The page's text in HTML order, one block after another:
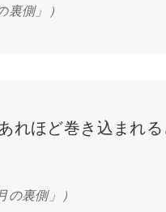
裏側」）
れほど巻き込まれ
裏側」）